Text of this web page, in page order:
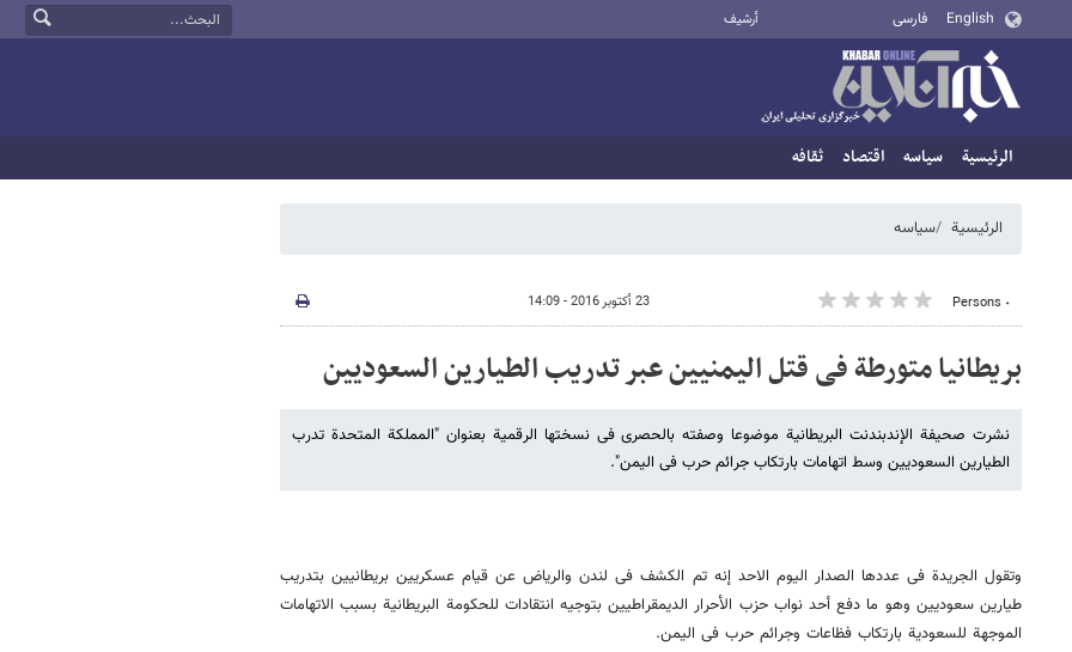
English فارسی أرشيف
الرئيسية سیاسه اقتصاد ثقافه
الرئيسية سیاسه
٠ Persons 23 أكتوبر 2016 - 14:09
بریطانیا متورطة فی قتل الیمنیین عبر تدریب الطیارین السعودیین
نشرت صحیفة الإندبندنت البریطانیة موضوعا وصفته بالحصری فی نسختها الرقمیة بعنوان "المملکة المتحدة تدرب
الطیارین السعودیین وسط اتهامات بارتکاب جرائم حرب فی الیمن".
وتقول الجریدة فی عددها الصدار الیوم الاحد إنه تم الکشف فی لندن والریاض عن قیام عسکریین بریطانیین بتدریب
طیارین سعودیین وهو ما دفع أحد نواب حزب الأحرار الدیمقراطیین بتوجیه انتقادات للحکومة البریطانیة بسبب الاتهامات
الموجهة للسعودیة بارتکاب فظاعات وجرائم حرب فی الیمن.